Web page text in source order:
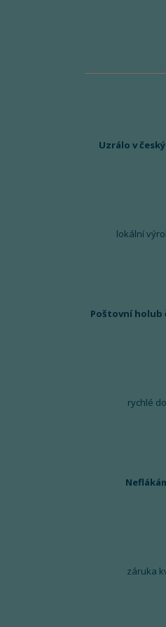
Uzrálo v
lokální
Poštovní holub
rychlé
záruka